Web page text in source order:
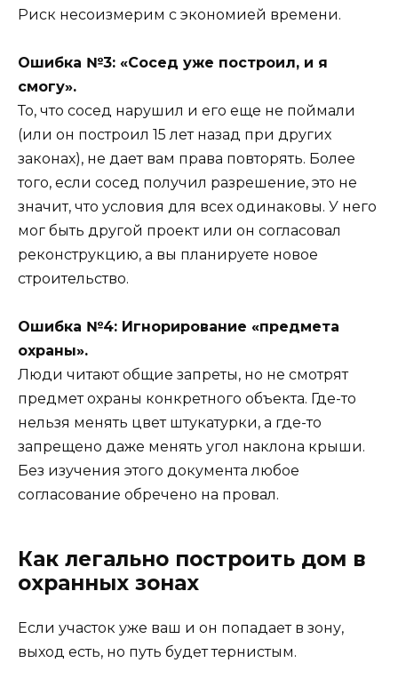
Риск несоизмерим с экономией времени.
Ошибка №3: «Сосед уже построил, и я
смогу».
То, что сосед нарушил и его еще не поймали
(или он построил 15 лет назад при других
законах), не дает вам права повторять. Более
того, если сосед получил разрешение, это не
значит, что условия для всех одинаковы. У него
мог быть другой проект или он согласовал
реконструкцию, а вы планируете новое
строительство.
Ошибка №4: Игнорирование «предмета
охраны».
Люди читают общие запреты, но не смотрят
предмет охраны конкретного объекта. Где-то
нельзя менять цвет штукатурки, а где-то
запрещено даже менять угол наклона крыши.
Без изучения этого документа любое
согласование обречено на провал.
Как легально построить дом в
охранных зонах
Если участок уже ваш и он попадает в зону,
выход есть, но путь будет тернистым.